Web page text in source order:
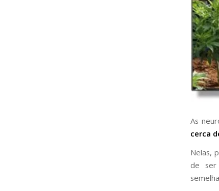
As
cerca
Nelas,
de ser